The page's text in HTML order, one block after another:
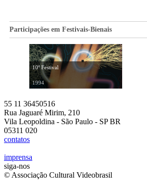
Participações em Festivais-Bienais
10º Festival
1994
55 11 36450516
Rua Jaguaré Mirim, 210
Vila Leopoldina - São Paulo - SP BR
05311 020
contatos
imprensa
siga-nos
© Associação Cultural Videobrasil